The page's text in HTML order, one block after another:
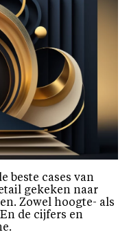
beste cases van
gekeken naar
Zowel hoogte- als
de cijfers en